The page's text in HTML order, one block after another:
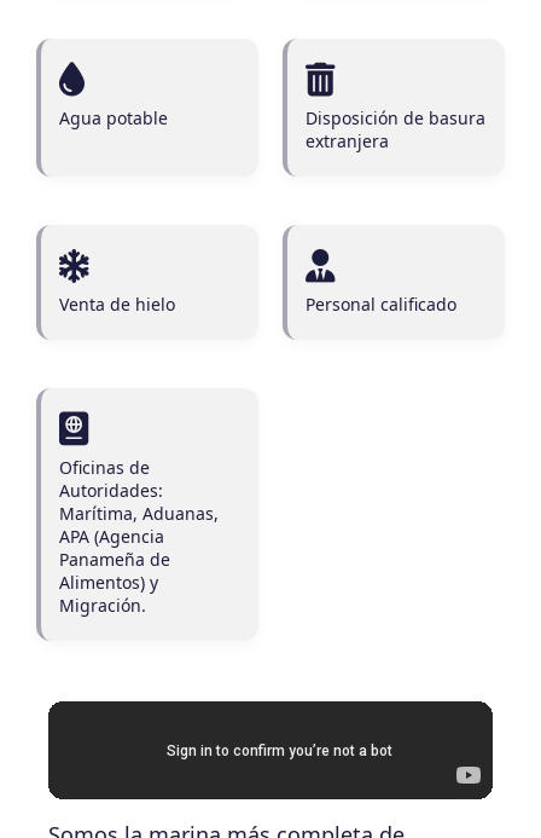
Agua potable
Disposición de basura
extranjera
Venta de hielo Personal calificado
Oficinas de
Autoridades:
Marítima, Aduanas,
APA (Agencia
Panameña de
Alimentos) y
Migración.